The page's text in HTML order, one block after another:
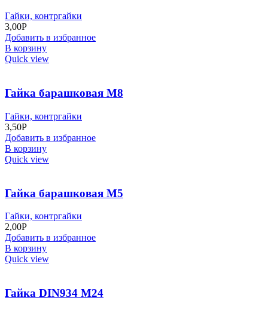
Гайки, контргайки
3,00Р
Добавить в избранное
В корзину
Quick view
Гайка барашковая М8
Гайки, контргайки
3,50Р
Добавить в избранное
В корзину
Quick view
Гайка барашковая М5
Гайки, контргайки
2,00Р
Добавить в избранное
В корзину
Quick view
Гайка DIN934 M24